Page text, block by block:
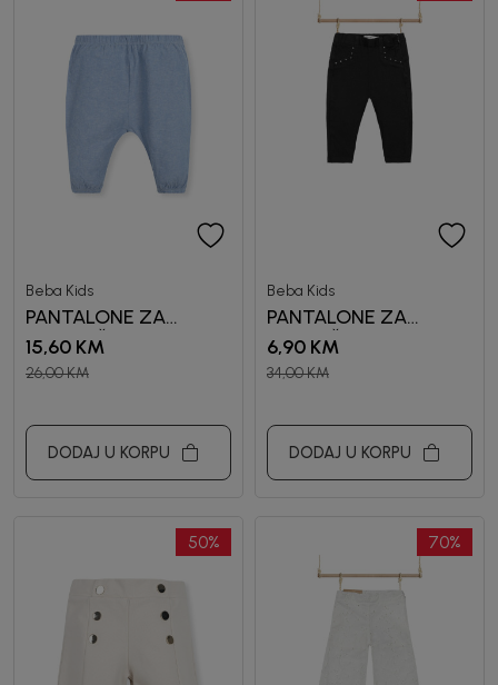
Beba Kids
PANTALONE ZA
DJEVOJČICE GIGI
15,60 KM
26,00KM
DODAJ U KORPU
Beba Kids
PANTALONE ZA
DEVOJČICE ALEX
6,90 KM
34,00KM
DODAJ U KORPU
50% 70%